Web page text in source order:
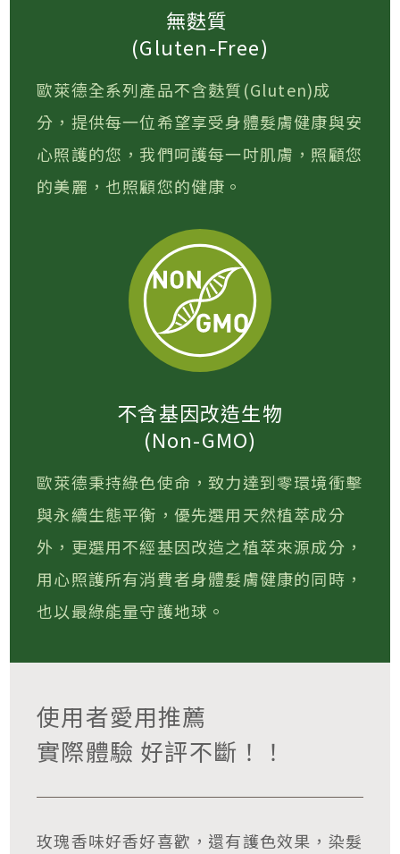
無麩質
(Gluten-Free)
歐萊德全系列產品不含麩質(Gluten)成
分，提供每一位希望享受身體髮膚健康與安
心照護的您，我們呵護每一吋肌膚，照顧您
的美麗，也照顧您的健康。
不含基因改造生物
(Non-GMO)
歐萊德秉持綠色使命，致力達到零環境衝擊
與永續生態平衡，優先選用天然植萃成分
外，更選用不經基因改造之植萃來源成分，
用心照護所有消費者身體髮膚健康的同時，
也以最綠能量守護地球。
使用者愛用推薦
實際體驗 好評不斷！！
玫瑰香味好香好喜歡，還有護色效果，染髮